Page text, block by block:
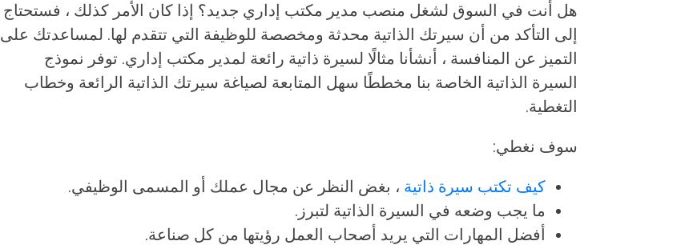
هل أنت في السوق لشغل منصب مدير مكتب إداري جديد؟ إذا كان الأمر كذلك ، فستحتاج
إلى التأكد من أن سيرتك الذاتية محدثة ومخصصة للوظيفة التي تتقدم لها. لمساعدتك على
التميز عن المنافسة ، أنشأنا مثالًا لسيرة ذاتية رائعة لمدير مكتب إداري. توفر نموذج
السيرة الذاتية الخاصة بنا مخططًا سهل المتابعة لصياغة سيرتك الذاتية الرائعة وخطاب
التغطية.
سوف نغطي:
كيف تكتب سيرة ذاتية ، بغض النظر عن مجال عملك أو المسمى الوظيفي.
ما يجب وضعه في السيرة الذاتية لتبرز.
أفضل المهارات التي يريد أصحاب العمل رؤيتها من كل صناعة.